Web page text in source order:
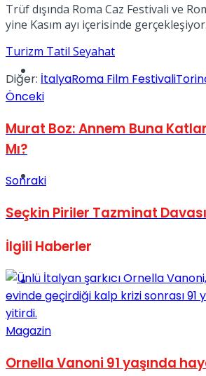
Müzik
Sinema
Tatil
View All Result
Trüf dışında Roma Caz Festivali ve
yine Kasım ayı içerisinde gerçekleşiyor.
Turizm Tatil Seyahat
Diğer: İtalyaRoma Film Festivali
Önceki
Murat Boz: Annem Buna
Mı?
Sonraki
Seçkin Piriler Tazminat
İlgili Haberler
Magazin
Ornella Vanoni 91 yaşında